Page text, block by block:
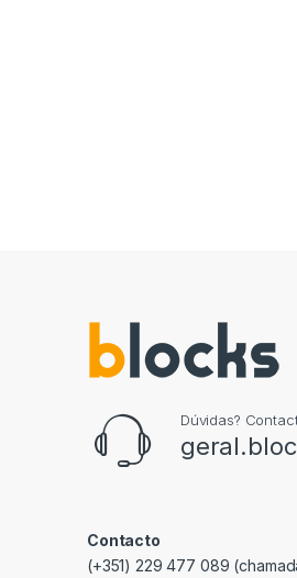
Dúvidas?
Contacto
(+351) 229 477 089